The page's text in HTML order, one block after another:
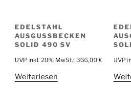
EDELSTAHL
AUSGUSSBECKEN
SOLID 490 SV
UVP inkl. 20% MwSt.: 366,00 €
Weiterlesen
UVP